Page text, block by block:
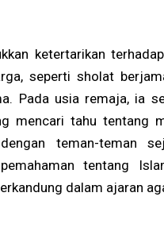
ketertarikan
seperti sholat
Pada usia remaja, ia
mencari tahu tentang
teman-teman
tentang
dalam ajaran